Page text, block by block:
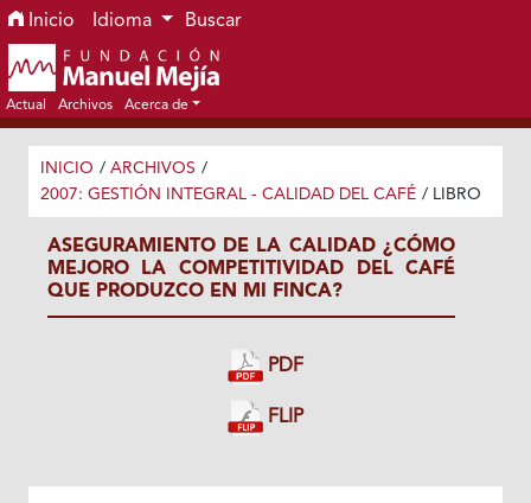
Ir al menú de navegación principal
Ir al contenido principal
Ir al pie de página del sitio
Inicio Idioma Buscar
Actual Archivos Acerca de
INICIO / ARCHIVOS /
2007: GESTIÓN INTEGRAL - CALIDAD DEL CAFÉ / LIBRO
ASEGURAMIENTO DE LA CALIDAD ¿CÓMO
MEJORO LA COMPETITIVIDAD DEL CAFÉ
QUE PRODUZCO EN MI FINCA?
PDF
FLIP